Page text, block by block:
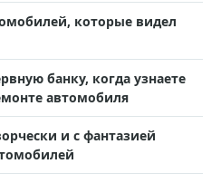
которые видел
банку, когда узнаете
автомобиля
и с фантазией